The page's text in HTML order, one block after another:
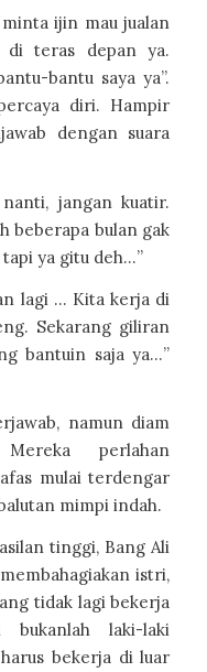
minta ijin mau jualan
teras depan ya.
bantu saya ya”.
diri. Hampir
dengan suara
jangan kuatir.
beberapa bulan gak
ya gitu deh…”
lagi … Kita kerja di
Sekarang giliran
bantuin saja ya…”
namun diam
perlahan
mulai terdengar
mimpi indah.
tinggi, Bang Ali
istri,
tidak lagi bekerja
laki-laki
bekerja di luar